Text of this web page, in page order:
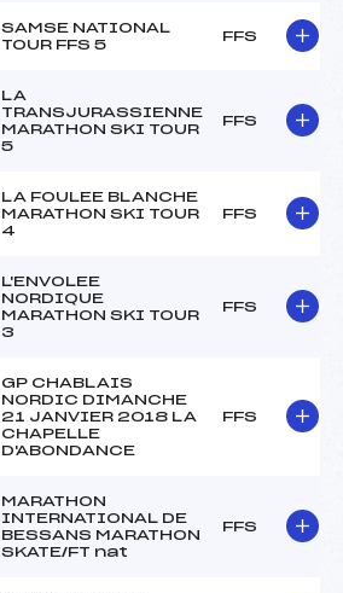
SAMSE NATIONAL
TOUR FFS 5
FFS
LA
TRANSJURASSIENNE
MARATHON SKI TOUR
5
FFS
LA FOULEE BLANCHE
MARATHON SKI TOUR
4
FFS
L'ENVOLEE
NORDIQUE
MARATHON SKI TOUR
3
FFS
GP CHABLAIS
NORDIC DIMANCHE
21 JANVIER 2018 LA
CHAPELLE
D'ABONDANCE
FFS
MARATHON
INTERNATIONAL DE
BESSANS MARATHON
SKATE/FT nat
FFS